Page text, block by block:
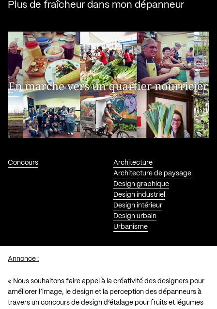
Plus de fraîcheur dans mon dépanneur
Concours
Architecture
Architecture de paysage
Design graphique
Design industriel
Design intérieur
Design urbain
Urbanisme
Annonce :
« Nous souhaitons faire appel à la créativité des designers pour
améliorer l’image, le design et la perception des dépanneurs à
travers un concours de design d’étalage pour fruits et légumes